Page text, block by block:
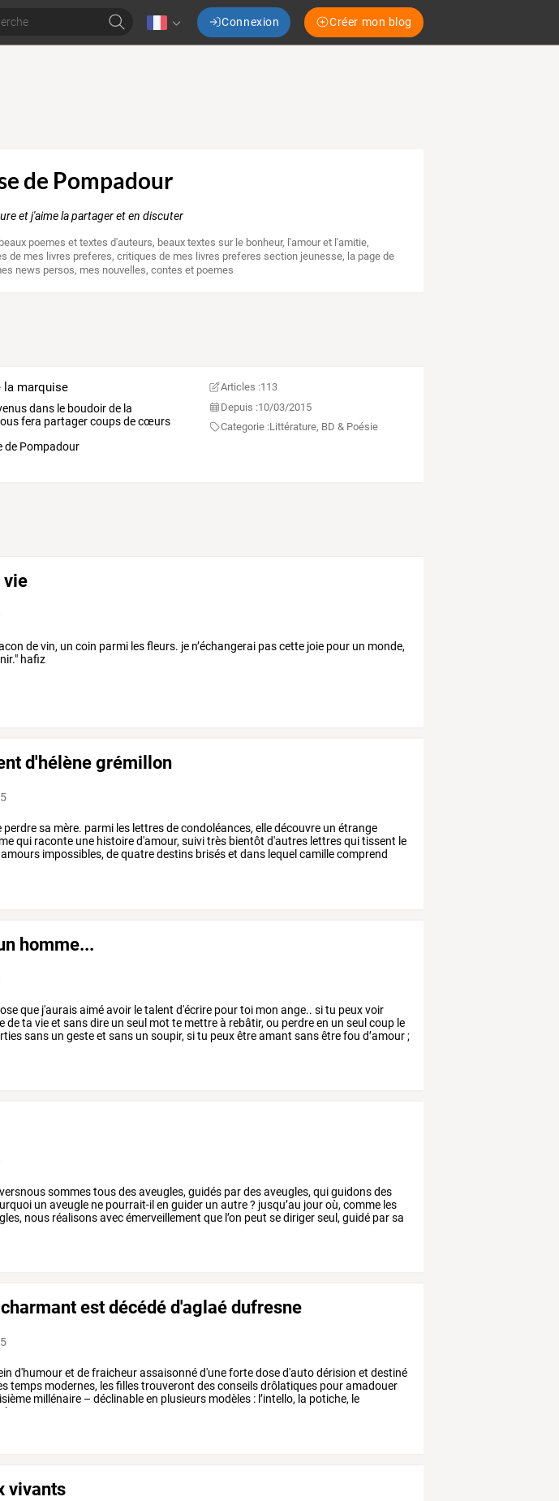
Connexion Créer mon blog
de Pompadour
et j'aime la partager et en discuter
beaux poemes et textes d'auteurs, beaux textes sur le bonheur, l'amour et l'amitie,
de mes livres preferes,critiques de mes livres preferes section jeunesse, la page de
news persos, mes nouvelles, contes et poemes
la marquise
dansleboudoirdela
fera partagercoupsdecœurs
de Pompadour
Articles :113
Depuis :10/03/2015
Categorie :Littérature, BD & Poésie
vie
de vin, un coin parmi les fleurs. je n’échangerai pas cette joie pour un monde,
hafiz
d'hélène grémillon
perdresa mère. parmi les lettresdecondoléances, elledécouvre un étrange
qui raconte une histoired'amour, suivitrès bientôt d'autres lettresquitissent le
amours impossibles, dequatredestins briséset dans lequel camillecomprend
homme...
que j'auraisaiméavoir letalent d'écrire pourtoi mon ange.. situ peuxvoir
deta vieet sansdire un seul mot te mettreà rebâtir, ou perdreen un seul coup le
sans un gesteet sans un soupir, situ peuxêtreamant sansêtrefou d’amour;
sommestousdesaveugles, guidés pardesaveugles, quiguidonsdes
un aveugle ne pourrait-il en guider un autre? jusqu’au jouroù, comme les
nous réalisonsavecémerveillement que l’on peut sedirigerseul, guidé parsa
est décédé d'aglaé dufresne
d'humouret defraicheurassaisonnéd'unefortedosed'autodérision et destiné
temps modernes, lesfillestrouveront desconseilsdrôlatiques pouramadouer
millénaire – déclinableen plusieurs modèles : l’intello, la potiche, le
le
vivants